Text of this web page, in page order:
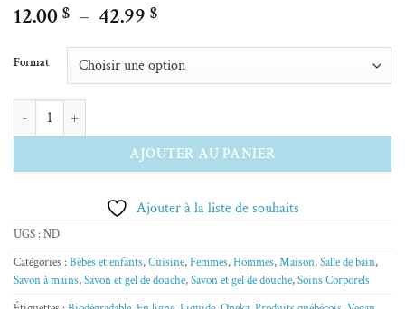
12.00 $ – 42.99 $Plage
prix :
12.00 $
Format
quantité de Savon mains et corps angélique lavande
AJOUTER AU PANIER
Alternative:
Ajouter à la liste de souhaits
UGS : ND
Catégories : Bébés et enfants,Cuisine,Femmes,Hommes,Maison,Salle de bain,
Savon à mains,Savon et gel de douche,Savon et gel de douche,Soins Corporels